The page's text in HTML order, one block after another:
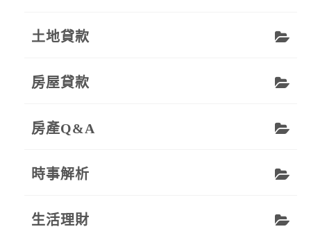
土地貸款
房屋貸款
房產Q&A
時事解析
生活理財